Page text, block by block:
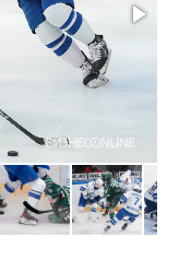
33:42)